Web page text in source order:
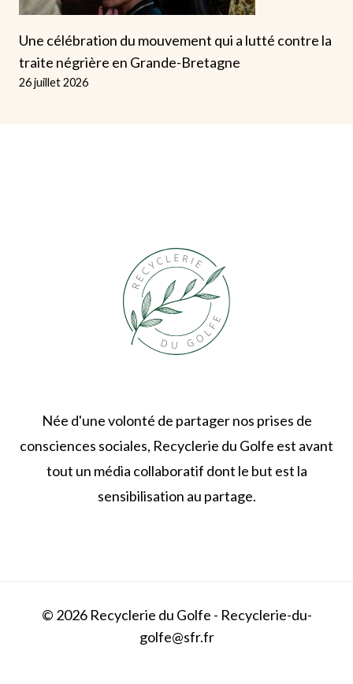
Une célébration du mouvement qui a lutté contre la
traite négrière en Grande-Bretagne
26 juillet 2026
Née d'une volonté de partager nos prises de
consciences sociales, Recyclerie du Golfe est avant
tout un média collaboratif dont le but est la
sensibilisation au partage.
© 2026 Recyclerie du Golfe - Recyclerie-du-
golfe@sfr.fr